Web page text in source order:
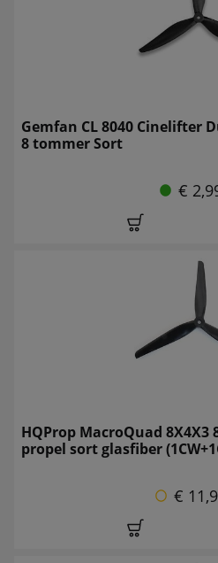
Gemfan CL 8040 Cinelifter
8 tommer Sort
€
HQProp MacroQuad
propel sort glasfiber
€